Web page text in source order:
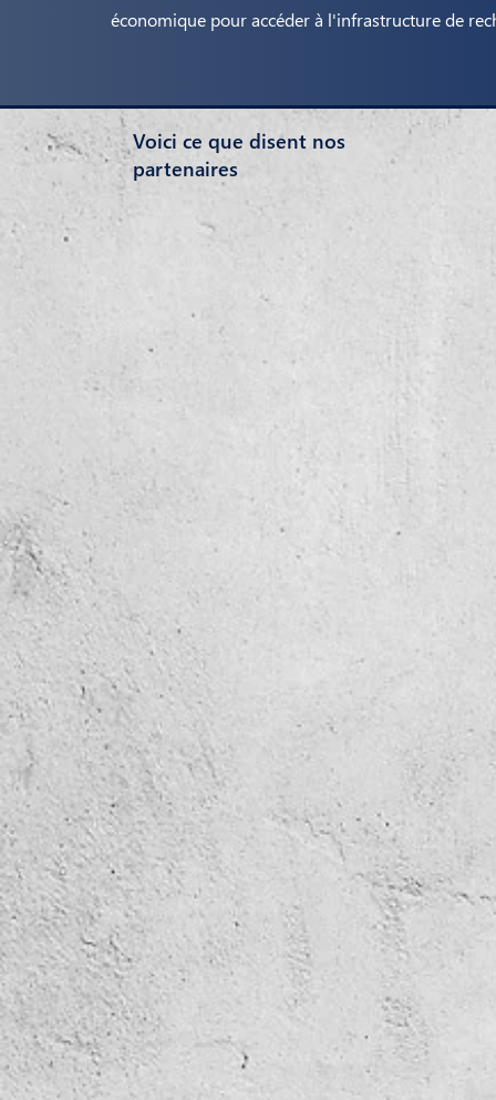
économique pour accéder à l'infrastructure de
Voici ce que disent nos
partenaires